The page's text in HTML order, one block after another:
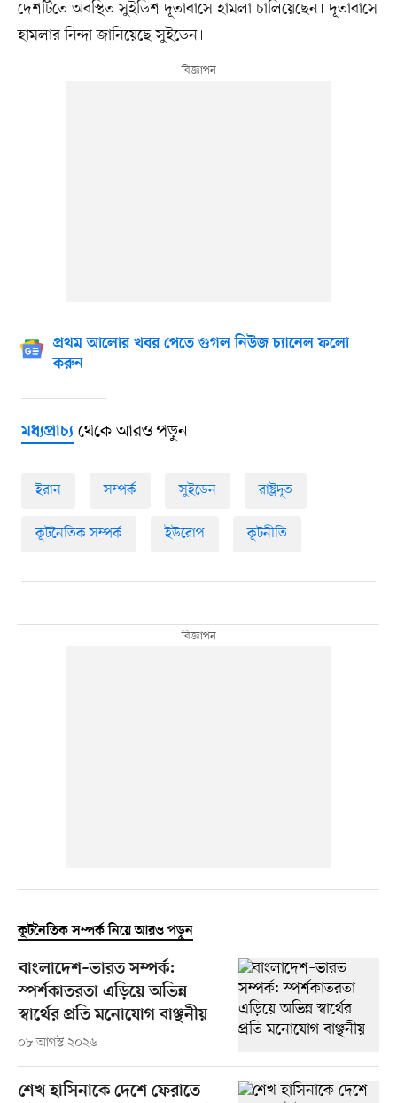
দেশটিতে অবস্থিত সুইডিশ দূতাবাসে হামলা চালিয়েছেন। দূতাবাসে
হামলার নিন্দা জানিয়েছে সুইডেন।
প্রথম আলোর খবর পেতে গুগল নিউজ চ্যানেল ফলো
করুন
মধ্যপ্রাচ্যথেকে আরও পড়ুন
ইরান সম্পর্ক সুইডেন রাষ্ট্রদূত
কূটনৈতিক সম্পর্ক ইউরোপ কূটনীতি
কূটনৈতিক সম্পর্ক নিয়ে আরও পড়ুন
বাংলাদেশ–ভারত সম্পর্ক:
স্পর্শকাতরতা এড়িয়ে অভিন্ন
স্বার্থের প্রতি মনোযোগ বাঞ্ছনীয়
০৮ আগস্ট ২০২৬
শেখ হাসিনাকে দেশে ফেরাতে